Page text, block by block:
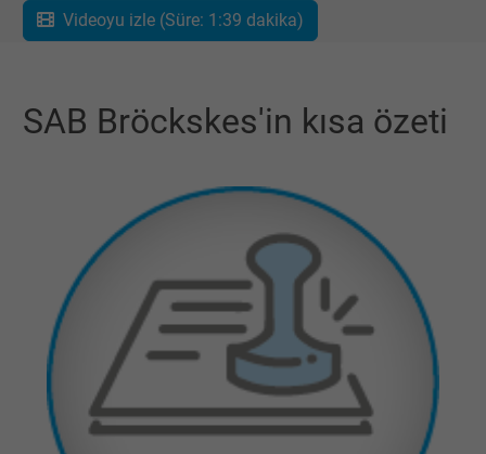
Videoyu izle (Süre: 1:39 dakika)
SAB Bröckskes'in kısa özeti